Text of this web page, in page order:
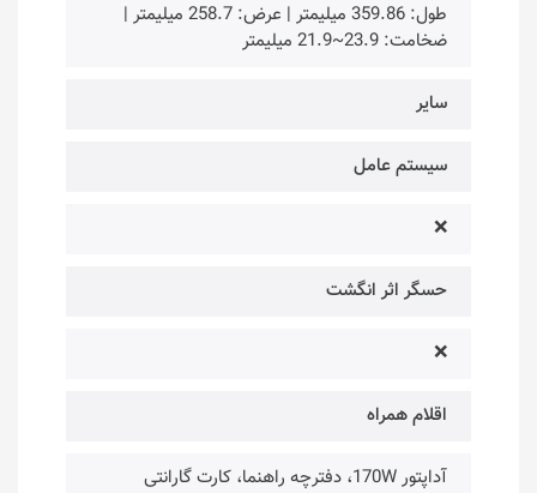
طول: 359.86 میلیمتر | عرض: 258.7 میلیمتر |
ضخامت: 23.9~21.9 میلیمتر
سایر
سیستم عامل
❌
حسگر اثر انگشت
❌
اقلام همراه
آداپتور 170W، دفترچه راهنما، کارت گارانتی